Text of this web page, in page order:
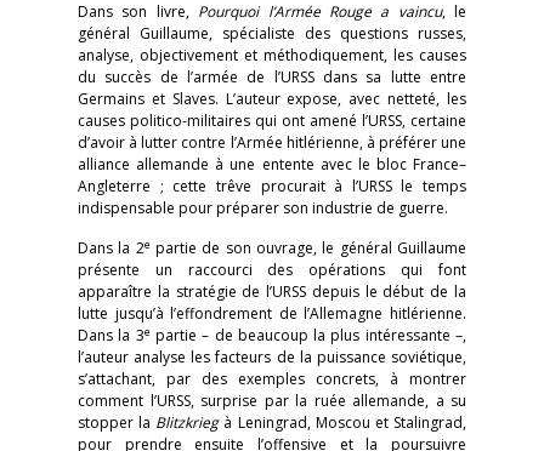
Dans son livre, Pourquoi l’Armée Rouge a vaincu, le
général Guillaume, spécialiste des questions russes,
analyse, objectivement et méthodiquement, les causes
du succès de l’armée de l’URSS dans sa lutte entre
Germains et Slaves. L’auteur expose, avec netteté, les
causes politico-militaires qui ont amené l’URSS, certaine
d’avoir à lutter contre l’Armée hitlérienne, à préférer une
alliance allemande à une entente avec le bloc France–
Angleterre ; cette trêve procurait à l’URSS le temps
indispensable pour préparer son industrie de guerre.
Dans la 2epartie de son ouvrage, le général Guillaume
présente un raccourci des opérations qui font
apparaître la stratégie de l’URSS depuis le début de la
lutte jusqu’à l’effondrement de l’Allemagne hitlérienne.
Dans la 3epartie – de beaucoup la plus intéressante –,
l’auteur analyse les facteurs de la puissance soviétique,
s’attachant, par des exemples concrets, à montrer
comment l’URSS, surprise par la ruée allemande, a su
stopper la Blitzkrieg à Leningrad, Moscou et Stalingrad,
pour prendre ensuite l’offensive et la poursuivre